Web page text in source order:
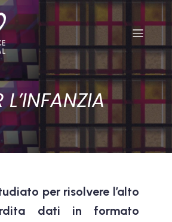
L’INFANZIA
per risolvere l’alto
dati in formato